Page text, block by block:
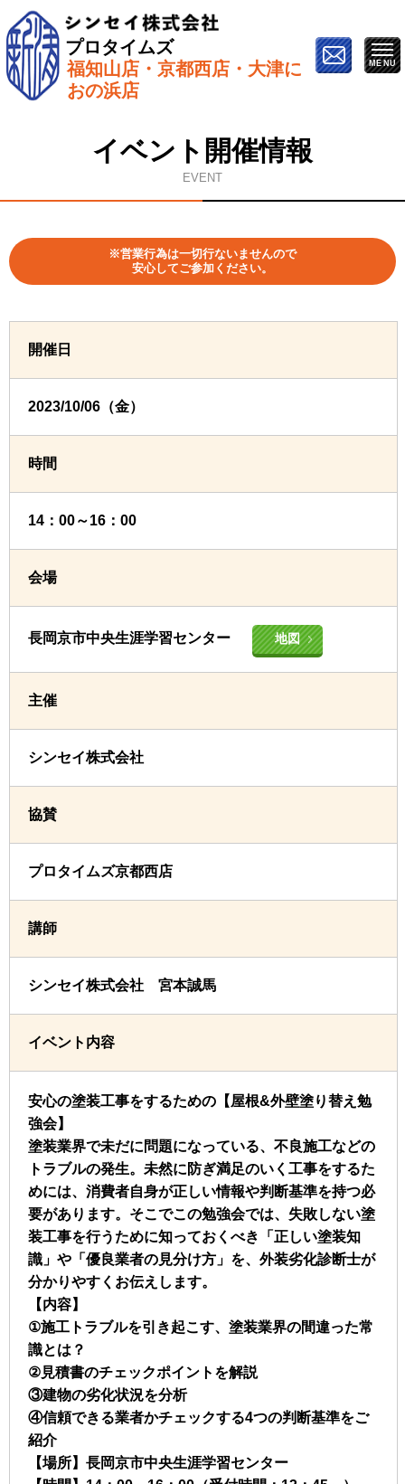
プロタイムズ
福知山店・京都西店・大津に
おの浜店
ホーム»イベント情報»10月6日【長岡京市で開催】屋
根＆外壁塗り替え勉強会
イベント開催情報
EVENT
※営業行為は一切行ないませんので
安心してご参加ください。
開催日
2023/10/06（金）
時間
14：00～16：00
会場
長岡京市中央生涯学習センター 地図
主催
シンセイ株式会社
協賛
プロタイムズ京都西店
講師
シンセイ株式会社 宮本誠馬
イベント内容
安心の塗装工事をするための【屋根&外壁塗り替え勉
強会】
塗装業界で未だに問題になっている、不良施工などの
トラブルの発生。未然に防ぎ満足のいく工事をするた
めには、消費者自身が正しい情報や判断基準を持つ必
要があります。そこでこの勉強会では、失敗しない塗
装工事を行うために知っておくべき「正しい塗装知
識」や「優良業者の見分け方」を、外装劣化診断士が
分かりやすくお伝えします。
【内容】
①施工トラブルを引き起こす、塗装業界の間違った常
識とは？
②見積書のチェックポイントを解説
③建物の劣化状況を分析
④信頼できる業者かチェックする4つの判断基準をご
紹介
【場所】長岡京市中央生涯学習センター